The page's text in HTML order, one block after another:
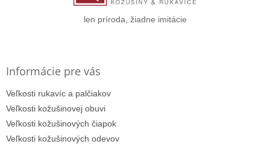
len príroda, žiadne imitácie
Informácie pre vás
Veľkosti rukavíc a palčiakov
Veľkosti kožušinovej obuvi
Veľkosti kožušinových čiapok
Veľkosti kožušinových odevov